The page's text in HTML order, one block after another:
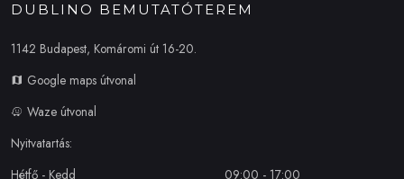
DUBLINO BEMUTATÓTEREM
1142 Budapest, Komáromi út 16-20.
Google maps útvonal
Waze útvonal
Nyitvatartás:
Hétfő - Kedd
09:00 - 17:00